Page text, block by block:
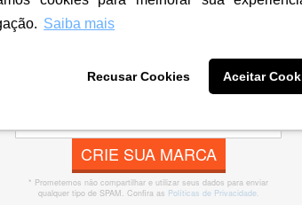
Saiba mais
Recusar Cookies Aceitar
designers de logotipos online para
de visita, folder, flyer, website e
CRIE SUA MARCA
* Prometemos não compartilhar e utilizar seus dados para enviar
qualquer tipo de SPAM. Confira as Políticas de Privacidade.